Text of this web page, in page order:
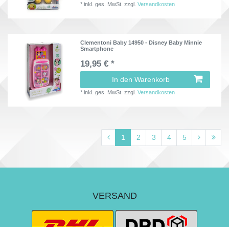
*inkl. ges. MwSt. zzgl.Versandkosten
Clementoni Baby 14950 - Disney Baby Minnie
Smartphone
19,95 € *
In den Warenkorb
*inkl. ges. MwSt. zzgl.Versandkosten
1 2 3 4 5
VERSAND